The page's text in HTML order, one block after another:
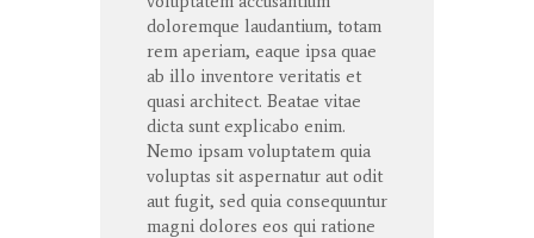
doloremque laudantium, totam
rem aperiam, eaque ipsa quae
ab illo inventore veritatis et
quasi architect. Beatae vitae
dicta sunt explicabo enim.
Nemo ipsam voluptatem quia
voluptas sit aspernatur aut odit
aut fugit, sed quia consequuntur
magni dolores eos qui ratione